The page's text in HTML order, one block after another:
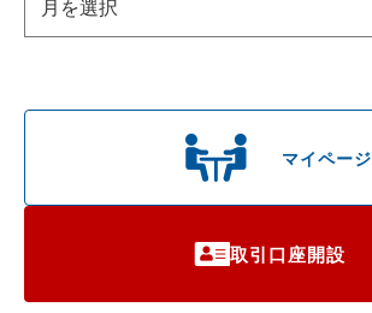
マイページ
取引口座開設